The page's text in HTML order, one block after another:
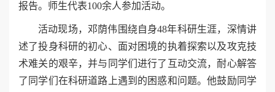
报告。师生代表100余人参加活动。
活动现场，邓荫伟围绕自身48年科研生涯，深情讲
述了投身科研的初心、面对困境的执着探索以及攻克技
术难关的艰辛，并与同学们进行了互动交流，耐心解答
了同学们在科研道路上遇到的困惑和问题。他鼓励同学